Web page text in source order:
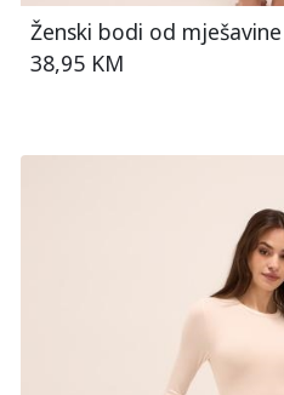
Ženski bodi od
38,95 KM